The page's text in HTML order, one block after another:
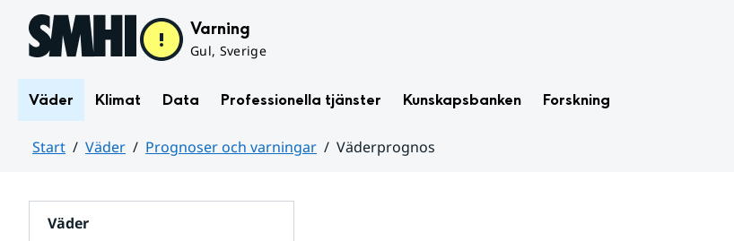
Hoppa till sidans innehåll Varning
Gul, Sverige
Väder Klimat Data Professionella tjänster Kunskapsbanken Forskning
Start Väder Prognoser och varningar
Väderprognos
Väder
för
varningar